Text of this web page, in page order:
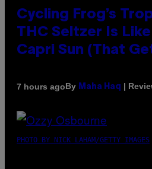
Cycling Frog’s
THC Seltzer Is
Capri Sun (That
7 hours agoBy Maha Haq |
PHOTO BY NICK LAHAM/GETTY IMAGES